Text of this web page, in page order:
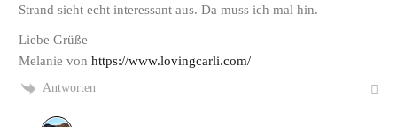
Strand sieht echt interessant aus. Da muss ich mal hin.
Liebe Grüße
Melanie von https://www.lovingcarli.com/
Antworten